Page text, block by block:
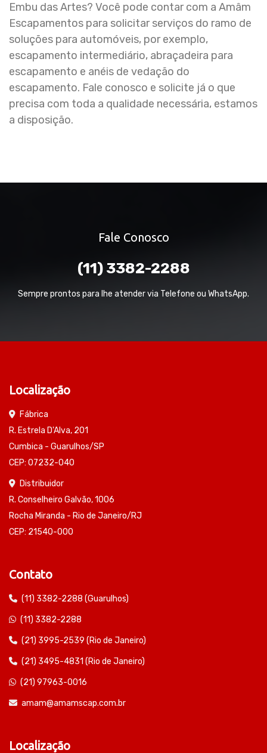
Embu das Artes? Você pode contar com a Amâm
Escapamentos para solicitar serviços do ramo de
soluções para automóveis, por exemplo,
escapamento intermediário, abraçadeira para
escapamento e anéis de vedação do
escapamento. Fale conosco e solicite já o que
precisa com toda a qualidade necessária, estamos
a disposição.
Fale Conosco
(11) 3382-2288
Sempre prontos para lhe atender via Telefone ou WhatsApp.
Localização
Fábrica
R. Estrela D'Alva, 201
Cumbica - Guarulhos/SP
CEP: 07232-040
Distribuidor
R. Conselheiro Galvão, 1006
Rocha Miranda - Rio de Janeiro/RJ
CEP: 21540-000
Contato
(11) 3382-2288 (Guarulhos)
(11) 3382-2288
(21) 3995-2539 (Rio de Janeiro)
(21) 3495-4831 (Rio de Janeiro)
(21) 97963-0016
amam@amamscap.com.br
Localização